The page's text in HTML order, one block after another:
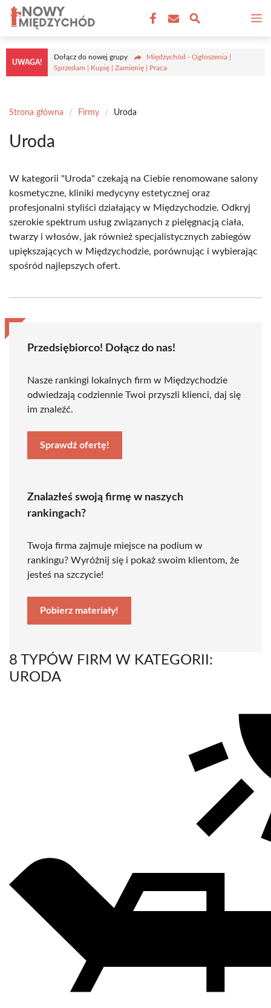
Przejdź
treści
UWAGA!
Dołącz do nowej grupy
Międzychód - Ogłoszenia |
Sprzedam | Kupię | Zamienię | Praca
Strona główna / Firmy / Uroda
Uroda
W kategorii "Uroda" czekają na Ciebie renomowane salony
kosmetyczne, kliniki medycyny estetycznej oraz
profesjonalni styliści działający w Międzychodzie. Odkryj
szerokie spektrum usług związanych z pielęgnacją ciała,
twarzy i włosów, jak również specjalistycznych zabiegów
upiększających w Międzychodzie, porównując i wybierając
spośród najlepszych ofert.
Przedsiębiorco! Dołącz do nas!
Nasze rankingi lokalnych firm w Międzychodzie
odwiedzają codziennie Twoi przyszli klienci, daj się
im znaleźć.
Sprawdź ofertę!
Znalazłeś swoją firmę w naszych
rankingach?
Twoja firma zajmuje miejsce na podium w
rankingu? Wyróżnij się i pokaż swoim klientom, że
jesteś na szczycie!
Pobierz materiały!
8 TYPÓW FIRM W KATEGORII:
URODA